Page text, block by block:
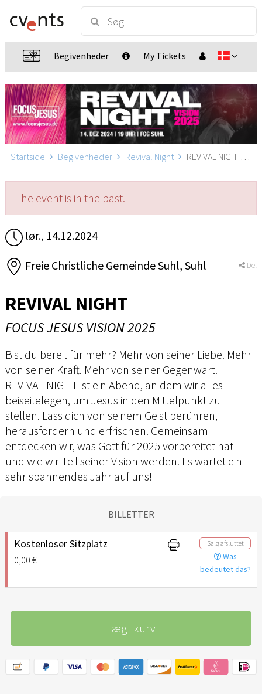
Begivenheder My Tickets
Startside Begivenheder Revival Night REVIVAL NIGHT, Suhl
The event is in the past.
lør., 14.12.2024
Freie Christliche Gemeinde Suhl, Suhl Del
REVIVAL NIGHT
FOCUS JESUS VISION 2025
Bist du bereit für mehr? Mehr von seiner Liebe. Mehr
von seiner Kraft. Mehr von seiner Gegenwart.
REVIVAL NIGHT ist ein Abend, an dem wir alles
beiseitelegen, um Jesus in den Mittelpunkt zu
stellen. Lass dich von seinem Geist berühren,
herausfordern und erfrischen. Gemeinsam
entdecken wir, was Gott für 2025 vorbereitet hat –
und wie wir Teil seiner Vision werden. Es wartet ein
sehr spannendes Jahr auf uns!
BILLETTER
Kostenloser Sitzplatz
0,00 €
Salg afsluttet
Was
bedeutet das?
Læg i kurv